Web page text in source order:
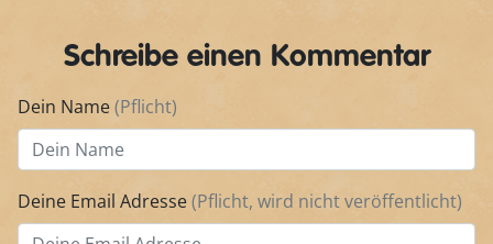
Schreibe einen Kommentar
Dein Name(Pflicht)
Deine Email Adresse(Pflicht, wird nicht veröffentlicht)